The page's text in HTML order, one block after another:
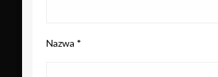
Nazwa *